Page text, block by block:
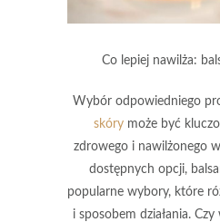
Co lepiej nawilża:
Wybór odpowiedniego
skóry może być
zdrowego i nawilżonego
dostępnych opcji,
popularne wybory, które
i sposobem działania. Czy